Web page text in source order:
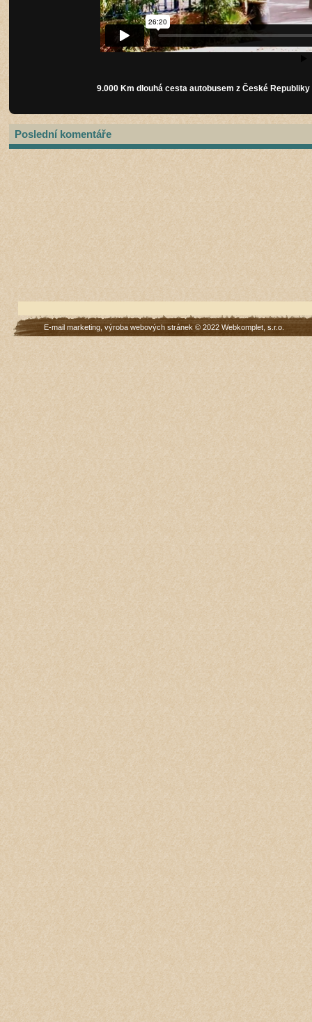
9.000 Km dlouhá cesta autobusem z České
Poslední komentáře
E-mail marketing výroba webových stránek © 2022 Webkomplet, s.r.o.